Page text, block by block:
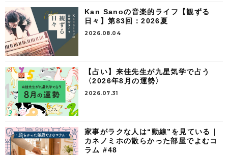
Kan Sanoの音楽的ライフ【観ずる
日々】第83回：2026夏
2026.08.04
【占い】来佳先生が九星気学で占う
〈2026年8月の運勢〉
2026.07.31
家事がラクな人は“動線”を見ている｜
カネノミホの散らかった部屋でよむコ
ラム #48